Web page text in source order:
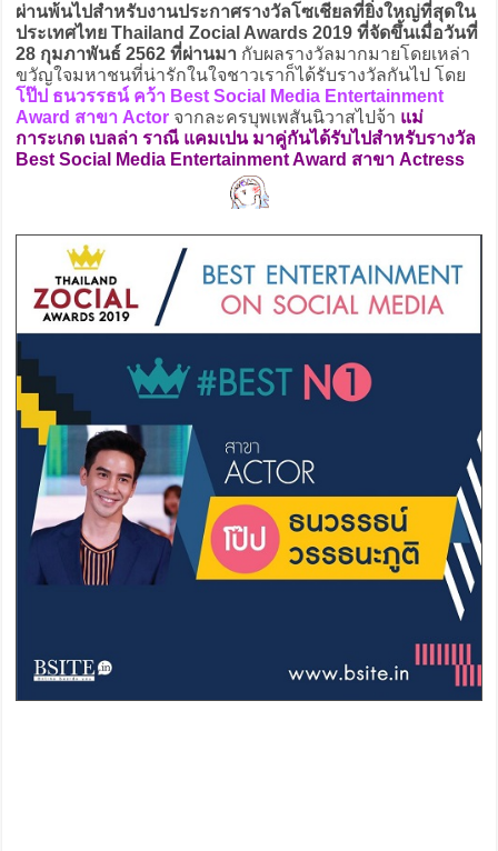
ผ่านพ้นไปสำหรับงานประกาศรางวัลโซเชียลที่ยิ่งใหญ่ที่สุดใน
ประเทศไทย Thailand Zocial Awards 2019 ที่จัดขึ้นเมื่อวันที่
28 กุมภาพันธ์ 2562 ที่ผ่านมา กับผลรางวัลมากมายโดยเหล่า
ขวัญใจมหาชนที่น่ารักในใจชาวเราก็ได้รับรางวัลกันไป โดย
โป๊ป ธนวรรธน์ คว้า Best Social Media Entertainment
Award สาขา Actorจากละครบุพเพสันนิวาสไปจ้า แม่
การะเกด เบลล่า ราณี แคมเปน มาคู่กันได้รับไปสำหรับรางวัล
Best Social Media Entertainment Award สาขา Actress